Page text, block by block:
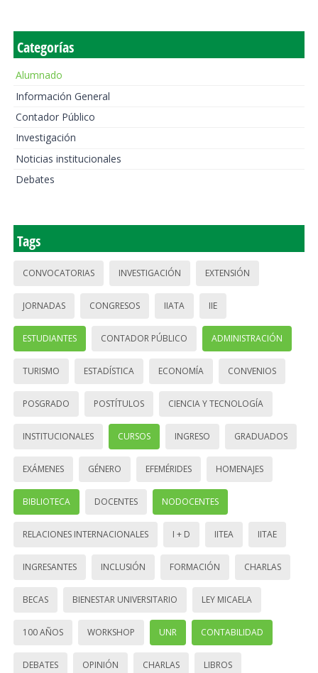
Categorías
Alumnado
Información General
Contador Público
Investigación
Noticias institucionales
Debates
Tags
CONVOCATORIAS INVESTIGACIÓN EXTENSIÓN
JORNADAS CONGRESOS IIATA IIE
ESTUDIANTES CONTADOR PÚBLICO ADMINISTRACIÓN
TURISMO ESTADÍSTICA ECONOMÍA CONVENIOS
POSGRADO POSTÍTULOS CIENCIA Y TECNOLOGÍA
INSTITUCIONALES CURSOS INGRESO GRADUADOS
EXÁMENES GÉNERO EFEMÉRIDES HOMENAJES
BIBLIOTECA DOCENTES NODOCENTES
RELACIONES INTERNACIONALES I + D IITEA IITAE
INGRESANTES INCLUSIÓN FORMACIÓN CHARLAS
BECAS BIENESTAR UNIVERSITARIO LEY MICAELA
100 AÑOS WORKSHOP UNR CONTABILIDAD
DEBATES OPINIÓN CHARLAS LIBROS